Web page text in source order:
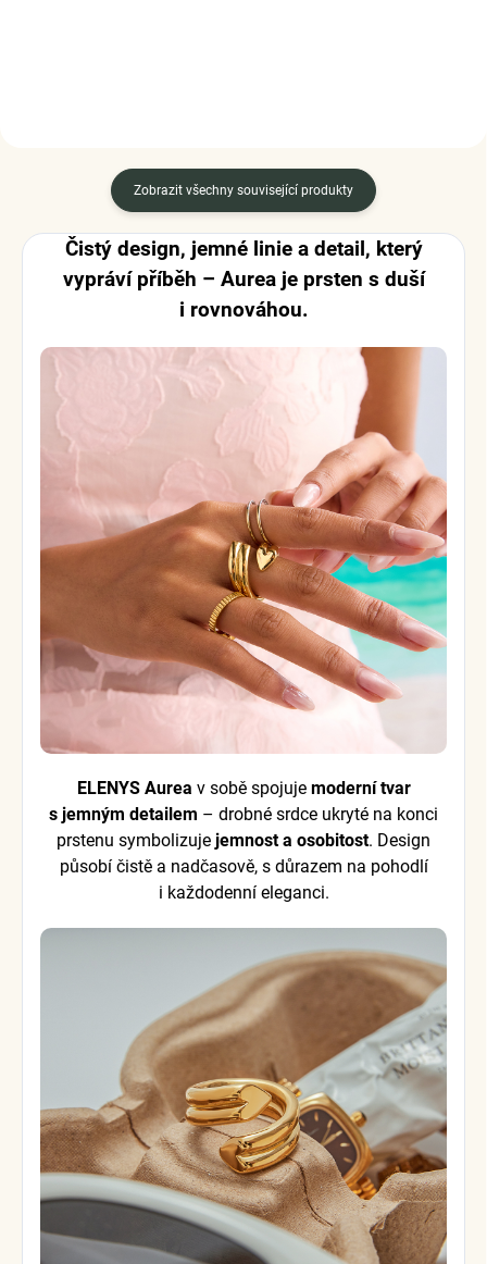
Zobrazit všechny související produkty
Čistý design, jemné linie a detail, který
vypráví příběh – Aurea je prsten s duší
i rovnováhou.
ELENYS Aurea v sobě spojuje moderní tvar
s jemným detailem – drobné srdce ukryté na konci
prstenu symbolizuje jemnost a osobitost. Design
působí čistě a nadčasově, s důrazem na pohodlí
i každodenní eleganci.